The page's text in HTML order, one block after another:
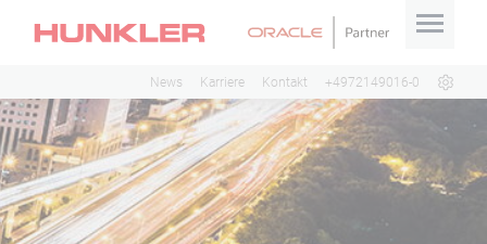
News Karriere Kontakt +4972149016-0